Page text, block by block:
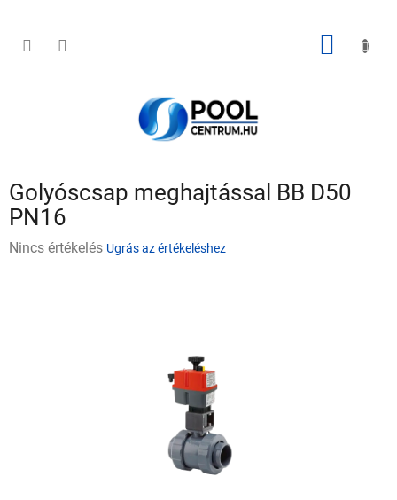
KOSÁR
Golyóscsap meghajtással BB D50
PN16
ANincs értékelés Ugrás az értékeléshez